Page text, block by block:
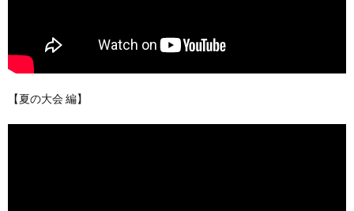
【夏の大会 編】